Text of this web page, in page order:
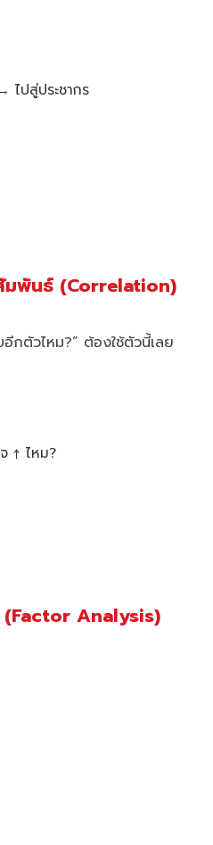
ไปสู่ประชากร
มพันธ์ (Correlation)
กตัวไหม?” ต้องใช้ตัวนี้เลย
↑ ไหม?
(Factor Analysis)